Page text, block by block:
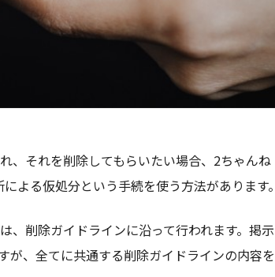
、それを削除してもらいたい場合、2ちゃんね
よる仮処分という⼿続を使う⽅法があります。
、削除ガイドラインに沿って行われます。掲示
が、全てに共通する削除ガイドラインの内容を